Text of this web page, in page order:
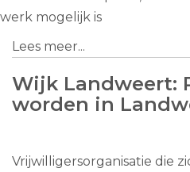
werk mogelijk is
Lees meer...
Wijk Landweert:
worden in
Vrijwilligersorganisatie die